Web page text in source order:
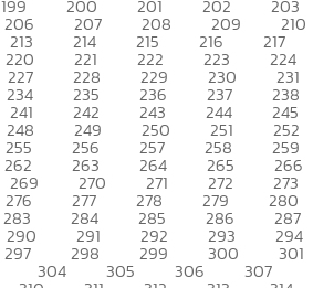
199 200 201 202 203
206 207 208 209 210
213 214 215 216 217
220 221 222 223 224
227 228 229 230 231
234 235 236 237 238
241 242 243 244 245
248 249 250 251 252
255 256 257 258 259
262 263 264 265 266
269 270 271 272 273
276 277 278 279 280
283 284 285 286 287
290 291 292 293 294
297 298 299 300 301
304 305 306 307